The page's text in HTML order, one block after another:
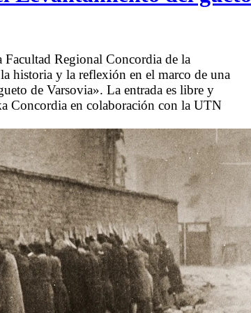
Facultad Regional Concordia de la
historia y la reflexión en el marco de una
de Varsovia». La entrada es libre y
Concordia en colaboración con la UTN